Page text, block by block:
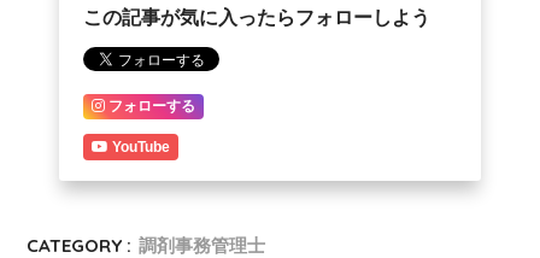
この記事が気に入ったらフォローしよう
フォローする
YouTube
CATEGORY : 調剤事務管理士